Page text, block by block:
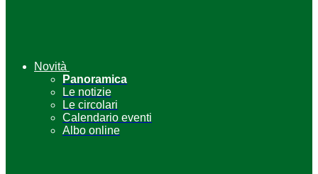
Novità
Panoramica
Le notizie
Le circolari
Calendario eventi
Albo online